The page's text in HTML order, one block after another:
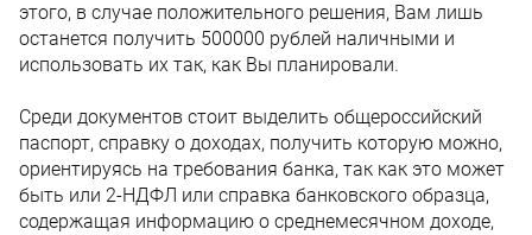
этого, в случае положительного решения, Вам лишь
останется получить 500000 рублей наличными и
использовать их так, как Вы планировали.
Среди документов стоит выделить общероссийский
паспорт, справку о доходах, получить которую можно,
ориентируясь на требования банка, так как это может
быть или 2-НДФЛ или справка банковского образца,
содержащая информацию о среднемесячном доходе,